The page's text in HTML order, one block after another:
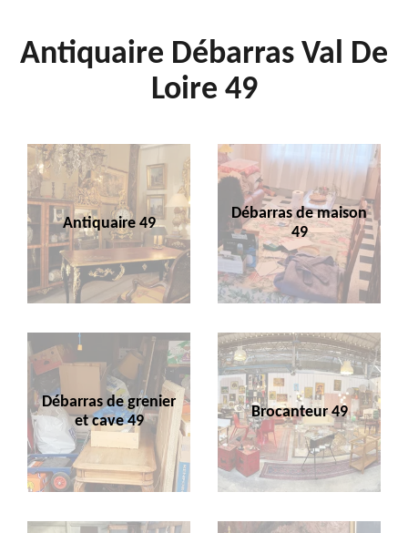
Antiquaire Débarras Val De
Loire 49
Antiquaire 49
Débarras de maison
49
Débarras de grenier
et cave 49
Brocanteur 49